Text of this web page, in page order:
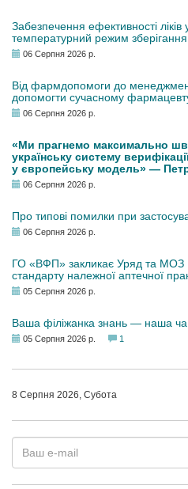
Забезпечення ефективності
температурний режим зберігання
06 Серпня 2026 р.
Від фармдопомоги до
допомогти сучасному
06 Серпня 2026 р.
«Ми прагнемо максимально
українську систему
у європейську модель» —
06 Серпня 2026 р.
Про типові помилки при
06 Серпня 2026 р.
ГО «ВФП» закликає Уряд та МОЗ
стандарту належної аптечної
05 Серпня 2026 р.
Ваша філіжанка знань — наша
05 Серпня 2026 р. 1
8 Серпня 2026, Субота